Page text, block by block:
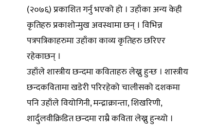
(२०७६) प्रकाशित गर्नु भएको हो । उहाँका अन्य केही
कृतिहरु प्रकाशोन्मुख अवस्थामा छन् । विभिन्न
पत्रपत्रिकाहरुमा उहाँका काव्य कृतिहरु छरिएर
रहेकाछन् ।
उहाँले शास्त्रीय छन्दमा कविताहरु लेख्नु हुन्छ । शास्त्रीय
छन्दकवितामा खडेरी परिरहेको चालीसको दशकमा
पनि उहाँले वियोगिनी, मन्द्राक्रान्ता, शिखरिणी,
शार्दुलवीक्रिडित छन्दमा राम्रै कविता लेख्नु हुन्थ्यो ।